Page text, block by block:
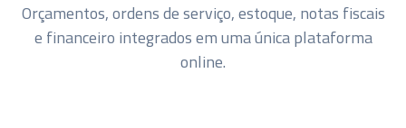
Orçamentos, ordens de serviço, estoque, notas fiscais
e financeiro integrados em uma única plataforma
online.